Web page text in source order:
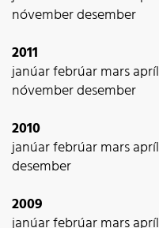
nóvemberdesember
2011
janúarfebrúarmarsapríl
nóvemberdesember
2010
janúarfebrúarmarsapríl
desember
2009